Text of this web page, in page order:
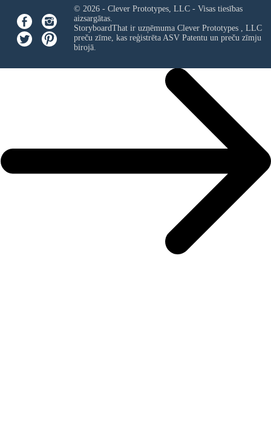
© 2026 - Clever Prototypes, LLC - Visas tiesības
aizsargātas.
StoryboardThat ir uzņēmuma Clever Prototypes , LLC
preču zīme, kas reģistrēta ASV Patentu un preču zīmju
birojā.